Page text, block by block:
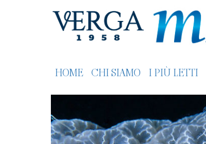
HOME CHI SIAMO I PIÙ LETTI